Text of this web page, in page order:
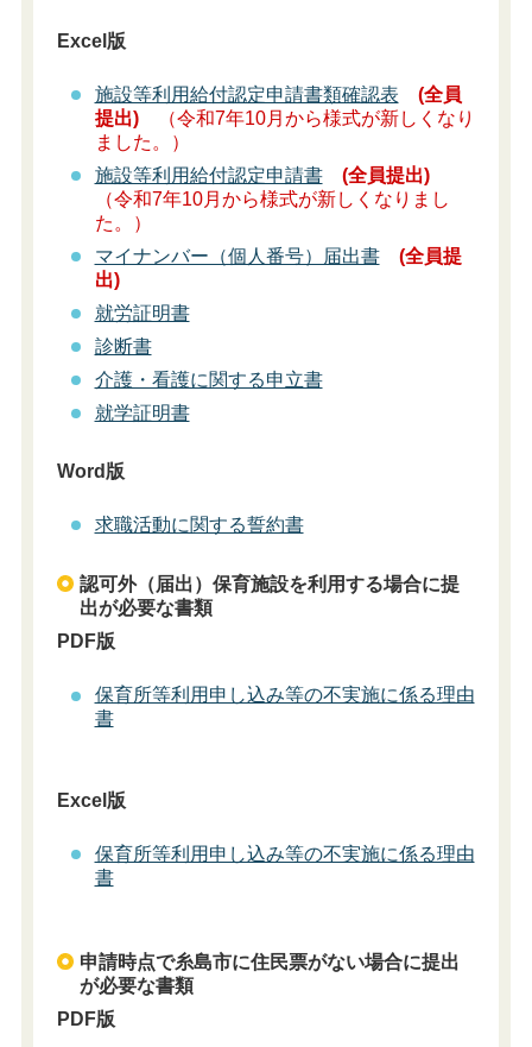
Excel版
施設等利用給付認定申請書類確認表
(全員
提出)
（令和7年10月から様式が新しくなり
ました。）
施設等利用給付認定申請書
(全員提出)
（令和7年10月から様式が新しくなりまし
た。）
マイナンバー（個人番号）届出書
(全員提
出)
就労証明書
診断書
介護・看護に関する申立書
就学証明書
Word版
求職活動に関する誓約書
認可外（届出）保育施設を利用する場合に提
出が必要な書類
PDF版
保育所等利用申し込み等の不実施に係る理由
書
Excel版
保育所等利用申し込み等の不実施に係る理由
書
申請時点で糸島市に住民票がない場合に提出
が必要な書類
PDF版